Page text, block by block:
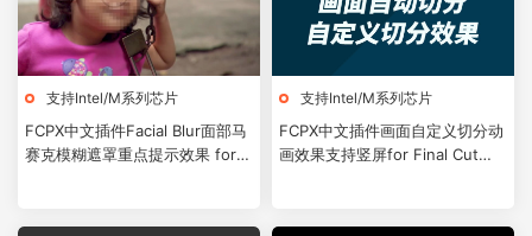
支持Intel/M系列芯片
FCPX中文插件Facial Blur面部马
赛克模糊遮罩重点提示效果 for
支持Intel/M系列芯片
FCPX中文插件画面自定义切分动
画效果支持竖屏for Final Cut